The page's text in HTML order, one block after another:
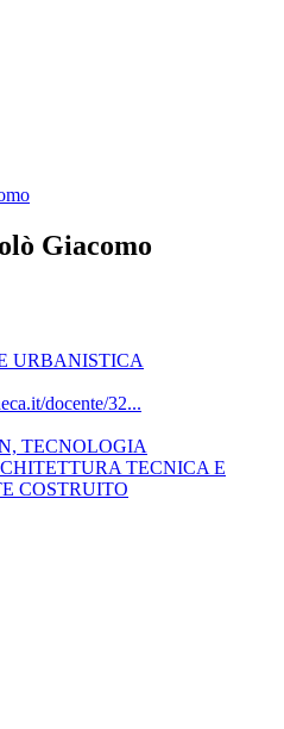
Giacomo
URBANISTICA
docente/32...
TECNOLOGIA
TECNICA E
COSTRUITO